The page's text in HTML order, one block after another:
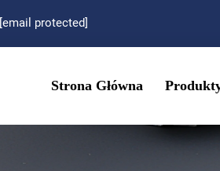
[email protected]
Strona Główna